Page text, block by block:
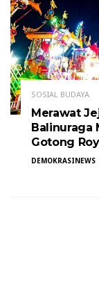
SOSIAL BUDAYA
Merawat
Balinuraga
Gotong
DEMOKRASINEWS